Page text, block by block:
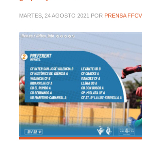
MARTES, 24 AGOSTO 2021 POR PRENSA FFCV